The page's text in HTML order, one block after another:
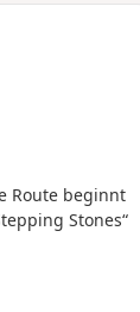
Route beginnt
Stones“